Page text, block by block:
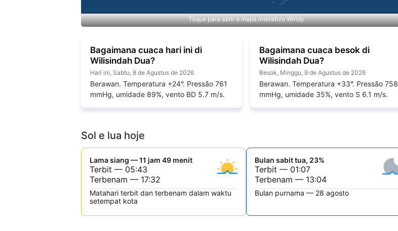
Toque para abrir o mapa interativo Windy
Bagaimana cuaca hari ini di
Wilisindah Dua?
Hari ini, Sabtu, 8 de Agustus de 2026
Berawan. Temperatura +24°. Pressão 761
mmHg, umidade 89%, vento BD 5.7 m/s.
Bagaimana cuaca besok di
Wilisindah Dua?
Besok, Minggu, 9 de Agustus de 2026
Berawan. Temperatura +33°. Pressão 758
mmHg, umidade 35%, vento S 6.1 m/s.
Sol e lua hoje
Lama siang — 11 jam 49 menit
Terbit — 05:43
Terbenam — 17:32
Matahari terbit dan terbenam dalam waktu
setempat kota
Bulan sabit tua, 23%
Terbit — 01:07
Terbenam — 13:04
Bulan purnama — 28 agosto